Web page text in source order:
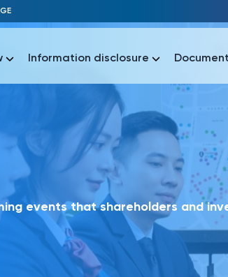
Most Popular
Báo cáo tài chính
Information disclosure
Most Popular
events that shareholders and